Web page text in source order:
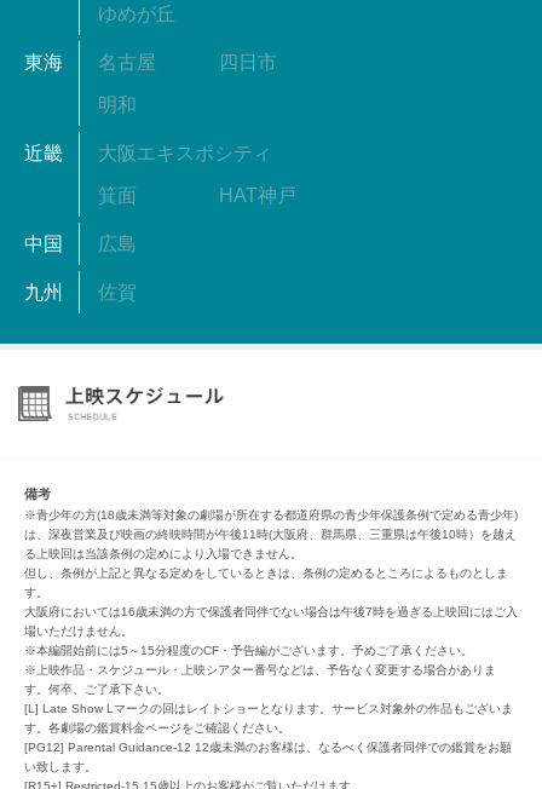
ゆめが丘
東海 名古屋 四日市
明和
近畿 大阪エキスポシティ
箕面 HAT神戸
中国 広島
九州 佐賀
備考
※青少年の方(18歳未満等対象の劇場が所在する都道府県の青少年保護条例で定める青少年)
は、深夜営業及び映画の終映時間が午後11時(大阪府、群馬県、三重県は午後10時）を越え
る上映回は当該条例の定めにより入場できません。
但し、条例が上記と異なる定めをしているときは、条例の定めるところによるものとしま
す。
大阪府においては16歳未満の方で保護者同伴でない場合は午後7時を過ぎる上映回にはご入
場いただけません。
※本編開始前には5～15分程度のCF・予告編がございます。予めご了承ください。
※上映作品・スケジュール・上映シアター番号などは、予告なく変更する場合がありま
す。何卒、ご了承下さい。
[L] Late Show Lマークの回はレイトショーとなります。サービス対象外の作品もございま
す。各劇場の鑑賞料金ページをご確認ください。
[PG12] Parental Guidance-12 12歳未満のお客様は、なるべく保護者同伴での鑑賞をお願
い致します。